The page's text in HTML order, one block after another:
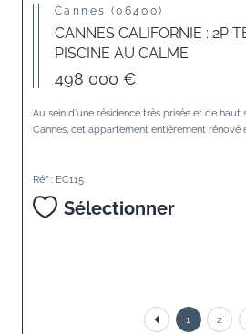
Cannes (06400)
CANNES CALIFORNIE : 2P
PISCINE AU CALME
498 000 €
Au sein d'une résidence très prisée et de haut
Cannes, cet appartement entièrement rénové
Réf : EC115
Sélectionner
1 2